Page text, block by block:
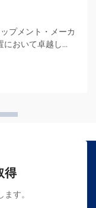
プメント・メーカ
おいて卓越した
選定することは、
得
す。